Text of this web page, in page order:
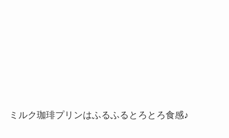
ミルク珈琲プリンはふるふるとろとろ食感♪